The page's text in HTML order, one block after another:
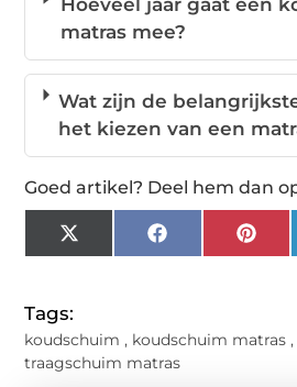
Hoeveel jaar gaat een
matras mee?
Wat zijn de
het kiezen van een
Goed artikel? Deel hem dan
X
(Twitter)
Facebook
Tags:
koudschuim , koudschuim matras
traagschuim matras